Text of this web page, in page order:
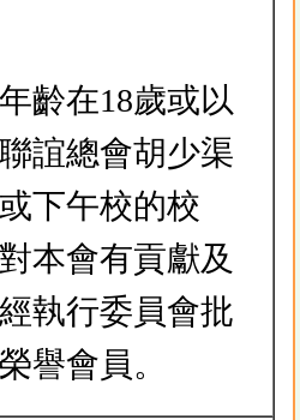
齡在18歲或以
誼總會胡少渠
下午校的校
本會有貢獻及
執行委員會批
譽會員。